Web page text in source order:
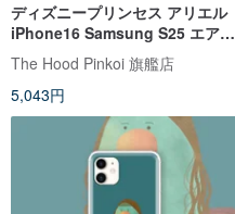
ディズニープリンセス アリエル
iPhone16 Samsung S25 エアク
ッション 落下防止 標準ミラー電
話ケース
The Hood Pinkoi 旗艦店
5,043円